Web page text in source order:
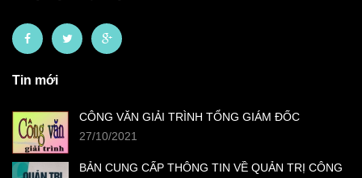
Tin mới
CÔNG VĂN GIẢI TRÌNH TỔNG GIÁM ĐỐC
27/10/2021
BẢN CUNG CẤP THÔNG TIN VỀ QUẢN TRỊ CÔNG